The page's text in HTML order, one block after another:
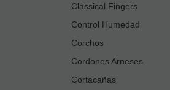
Classical Fingers
Control Humedad
Corchos
Cordones Arneses
Cortacañas